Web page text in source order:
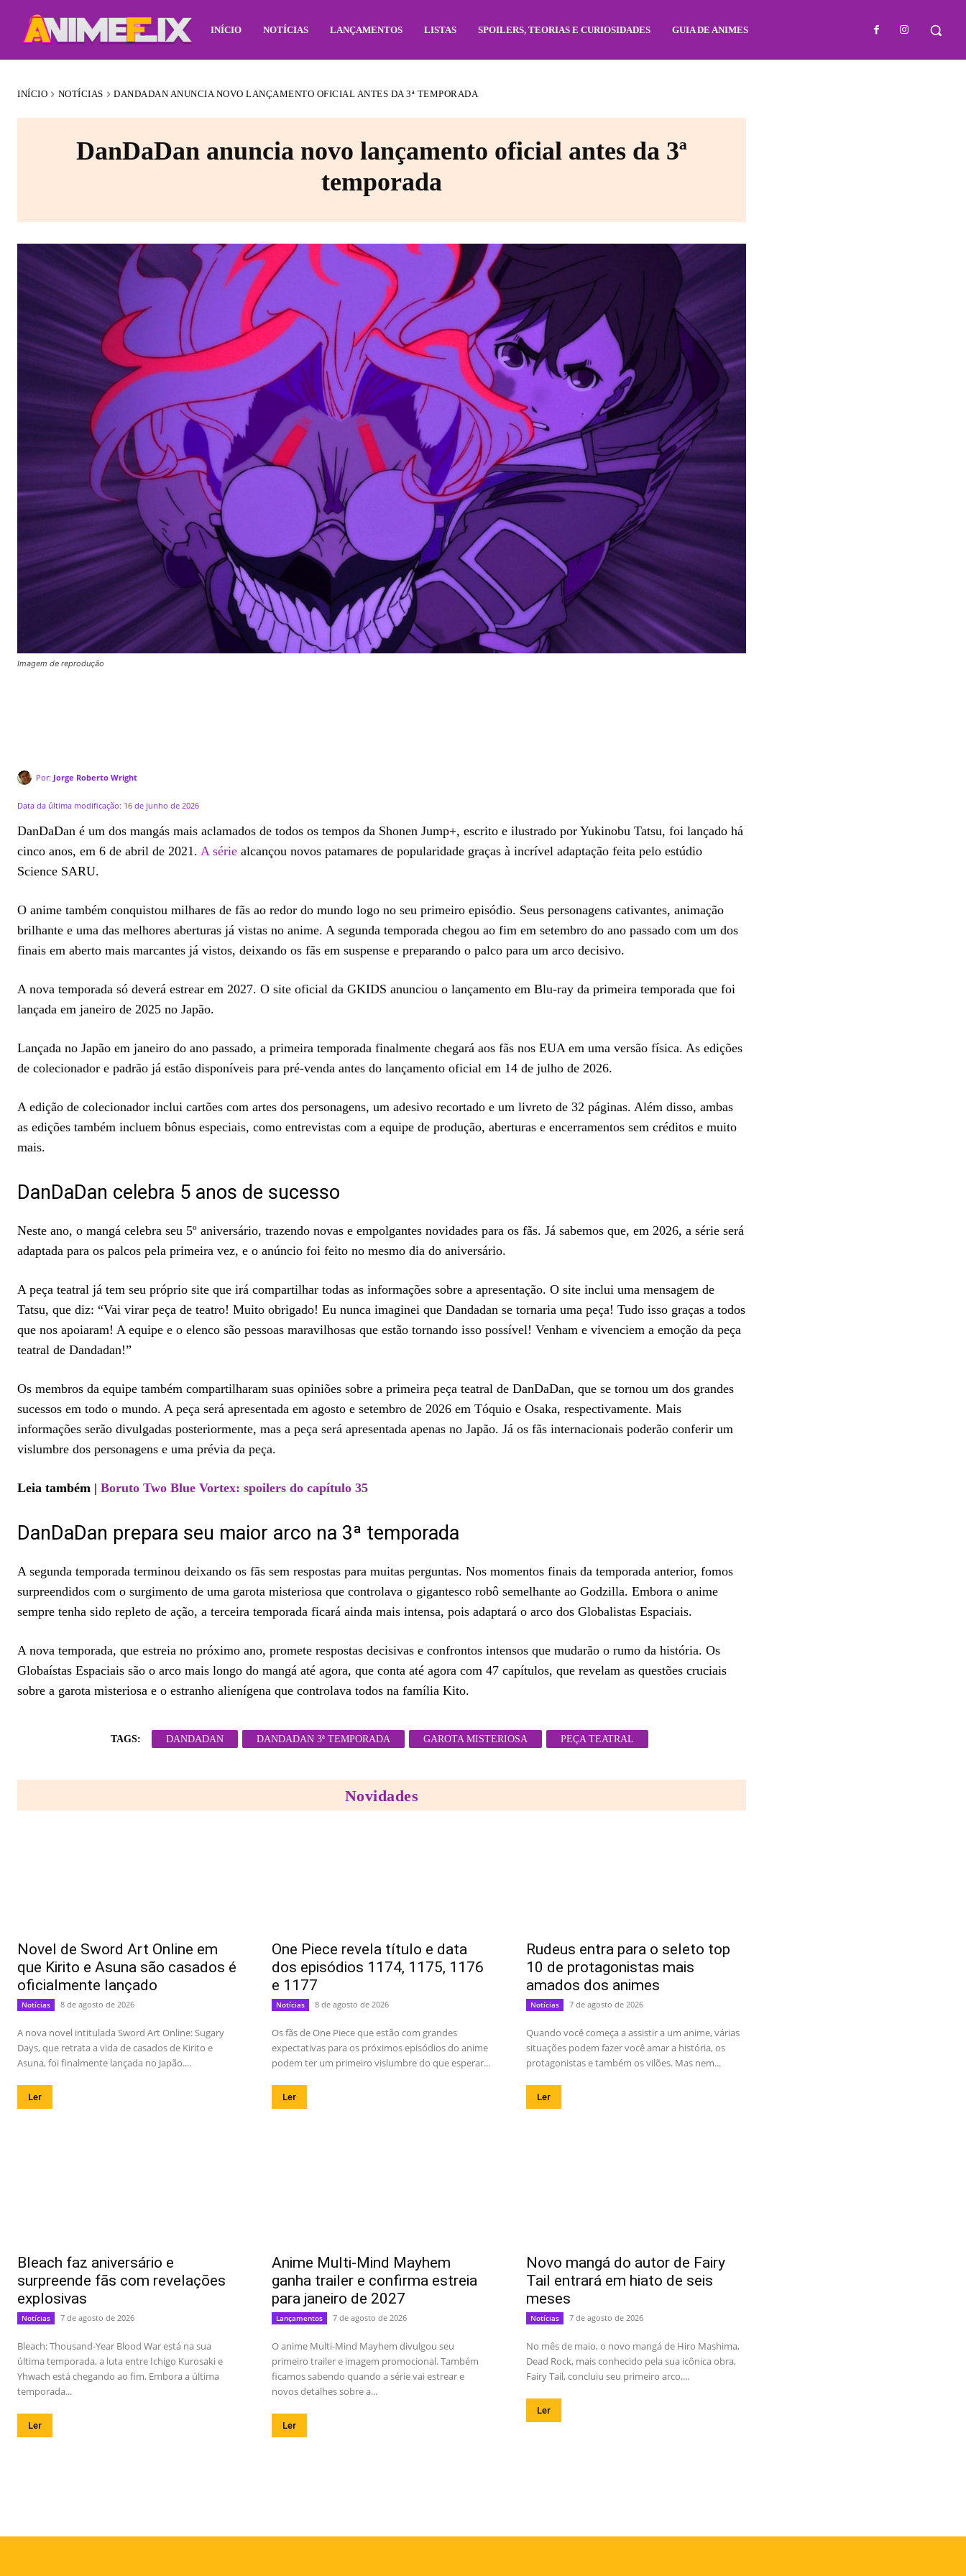
INÍCIO NOTÍCIAS LANÇAMENTOS LISTAS SPOILERS, TEORIAS E CURIOSIDADES GUIA DE ANIMES
INÍCIO NOTÍCIAS DANDADAN ANUNCIA NOVO LANÇAMENTO OFICIAL ANTES DA 3ª TEMPORADA
DanDaDan anuncia novo lançamento oficial antes da 3ª
temporada
Imagem de reprodução
Por: Jorge Roberto Wright
Data da última modificação: 16 de junho de 2026
DanDaDan é um dos mangás mais aclamados de todos os tempos da Shonen Jump+, escrito e ilustrado por Yukinobu Tatsu, foi lançado há
cinco anos, em 6 de abril de 2021. A série alcançou novos patamares de popularidade graças à incrível adaptação feita pelo estúdio
Science SARU.
O anime também conquistou milhares de fãs ao redor do mundo logo no seu primeiro episódio. Seus personagens cativantes, animação
brilhante e uma das melhores aberturas já vistas no anime. A segunda temporada chegou ao fim em setembro do ano passado com um dos
finais em aberto mais marcantes já vistos, deixando os fãs em suspense e preparando o palco para um arco decisivo.
A nova temporada só deverá estrear em 2027. O site oficial da GKIDS anunciou o lançamento em Blu-ray da primeira temporada que foi
lançada em janeiro de 2025 no Japão.
Lançada no Japão em janeiro do ano passado, a primeira temporada finalmente chegará aos fãs nos EUA em uma versão física. As edições
de colecionador e padrão já estão disponíveis para pré-venda antes do lançamento oficial em 14 de julho de 2026.
A edição de colecionador inclui cartões com artes dos personagens, um adesivo recortado e um livreto de 32 páginas. Além disso, ambas
as edições também incluem bônus especiais, como entrevistas com a equipe de produção, aberturas e encerramentos sem créditos e muito
mais.
DanDaDan celebra 5 anos de sucesso
Neste ano, o mangá celebra seu 5º aniversário, trazendo novas e empolgantes novidades para os fãs. Já sabemos que, em 2026, a série será
adaptada para os palcos pela primeira vez, e o anúncio foi feito no mesmo dia do aniversário.
A peça teatral já tem seu próprio site que irá compartilhar todas as informações sobre a apresentação. O site inclui uma mensagem de
Tatsu, que diz: “Vai virar peça de teatro! Muito obrigado! Eu nunca imaginei que Dandadan se tornaria uma peça! Tudo isso graças a todos
que nos apoiaram! A equipe e o elenco são pessoas maravilhosas que estão tornando isso possível! Venham e vivenciem a emoção da peça
teatral de Dandadan!”
Os membros da equipe também compartilharam suas opiniões sobre a primeira peça teatral de DanDaDan, que se tornou um dos grandes
sucessos em todo o mundo. A peça será apresentada em agosto e setembro de 2026 em Tóquio e Osaka, respectivamente. Mais
informações serão divulgadas posteriormente, mas a peça será apresentada apenas no Japão. Já os fãs internacionais poderão conferir um
vislumbre dos personagens e uma prévia da peça.
Leia também | Boruto Two Blue Vortex: spoilers do capítulo 35
DanDaDan prepara seu maior arco na 3ª temporada
A segunda temporada terminou deixando os fãs sem respostas para muitas perguntas. Nos momentos finais da temporada anterior, fomos
surpreendidos com o surgimento de uma garota misteriosa que controlava o gigantesco robô semelhante ao Godzilla. Embora o anime
sempre tenha sido repleto de ação, a terceira temporada ficará ainda mais intensa, pois adaptará o arco dos Globalistas Espaciais.
A nova temporada, que estreia no próximo ano, promete respostas decisivas e confrontos intensos que mudarão o rumo da história. Os
Globaístas Espaciais são o arco mais longo do mangá até agora, que conta até agora com 47 capítulos, que revelam as questões cruciais
sobre a garota misteriosa e o estranho alienígena que controlava todos na família Kito.
TAGS: DANDADAN DANDADAN 3ª TEMPORADA GAROTA MISTERIOSA PEÇA TEATRAL
Novidades
Novel de Sword Art Online em
que Kirito e Asuna são casados é
oficialmente lançado
Notícias 8 de agosto de 2026
A nova novel intitulada Sword Art Online: Sugary
Days, que retrata a vida de casados de Kirito e
Asuna, foi finalmente lançada no Japão....
Ler
One Piece revela título e data
dos episódios 1174, 1175, 1176
e 1177
Notícias 8 de agosto de 2026
Os fãs de One Piece que estão com grandes
expectativas para os próximos episódios do anime
podem ter um primeiro vislumbre do que esperar...
Ler
Rudeus entra para o seleto top
10 de protagonistas mais
amados dos animes
Notícias 7 de agosto de 2026
Quando você começa a assistir a um anime, várias
situações podem fazer você amar a história, os
protagonistas e também os vilões. Mas nem...
Ler
Bleach faz aniversário e
surpreende fãs com revelações
explosivas
Notícias 7 de agosto de 2026
Bleach: Thousand-Year Blood War está na sua
última temporada, a luta entre Ichigo Kurosaki e
Yhwach está chegando ao fim. Embora a última
temporada...
Ler
Anime Multi-Mind Mayhem
ganha trailer e confirma estreia
para janeiro de 2027
Lançamentos 7 de agosto de 2026
O anime Multi-Mind Mayhem divulgou seu
primeiro trailer e imagem promocional. Também
ficamos sabendo quando a série vai estrear e
novos detalhes sobre a...
Ler
Novo mangá do autor de Fairy
Tail entrará em hiato de seis
meses
Notícias 7 de agosto de 2026
No mês de maio, o novo mangá de Hiro Mashima,
Dead Rock, mais conhecido pela sua icônica obra,
Fairy Tail, concluiu seu primeiro arco,...
Ler